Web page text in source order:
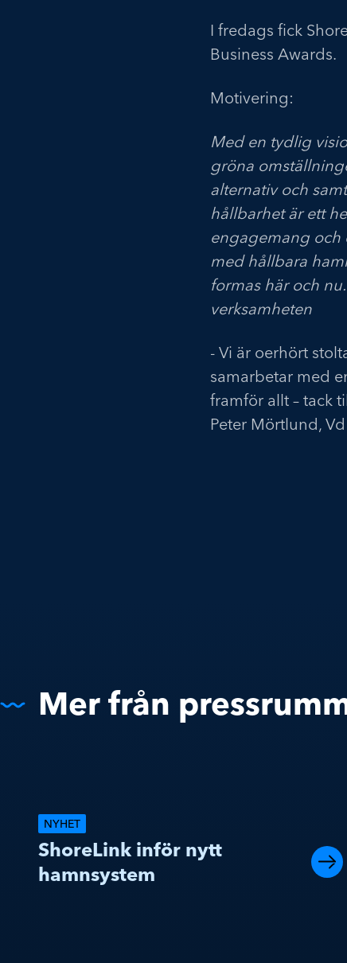
I fredags fick
Business Awards.
Motivering:
Med en tydlig
gröna
alternativ och
hållbarhet är ett
engagemang och
med hållbara
formas här och
verksamheten
- Vi är oerhört
samarbetar med
framför allt – tack
Peter Mörtlund,
Mer från
ShoreLink inför nytt
hamnsystem
NYHET